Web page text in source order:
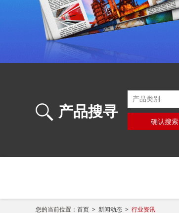
产品搜寻
确认搜索
您的当前位置： 首页 > 新闻动态 > 行业资讯